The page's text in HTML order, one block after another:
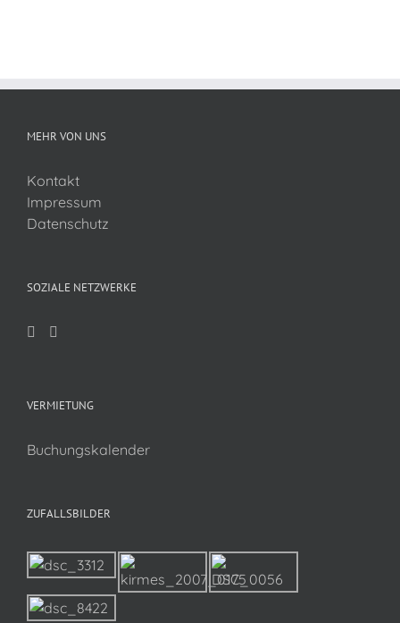
MEHR VON UNS
Kontakt
Impressum
Datenschutz
SOZIALE NETZWERKE
VERMIETUNG
Buchungskalender
ZUFALLSBILDER